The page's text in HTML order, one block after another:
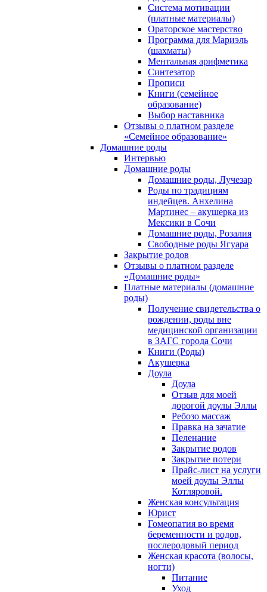
Система мотивации
(платные материалы)
Ораторское мастерство
Программа для Мариэль
(шахматы)
Ментальная арифметика
Синтезатор
Прописи
Книги (семейное
образование)
Выбор наставника
Отзывы о платном разделе
«Семейное образование»
Домашние роды
Интервью
Домашние роды
Домашние роды, Лучезар
Роды по традициям
индейцев. Анхелина
Мартинес – акушерка из
Мексики в Сочи
Домашние роды, Розалия
Свободные роды Ягуара
Закрытие родов
Отзывы о платном разделе
«Домашние роды»
Платные материалы (домашние
роды)
Получение свидетельства о
рождении, роды вне
медицинской организации
в ЗАГС города Сочи
Книги (Роды)
Акушерка
Доула
Доула
Отзыв для моей
дорогой доулы Эллы
Ребозо массаж
Правка на зачатие
Пеленание
Закрытие родов
Закрытие потери
Прайс-лист на услуги
моей доулы Эллы
Котляровой.
Женская консультация
Юрист
Гомеопатия во время
беременности и родов,
послеродовый период
Женская красота (волосы,
ногти)
Питание
Уход